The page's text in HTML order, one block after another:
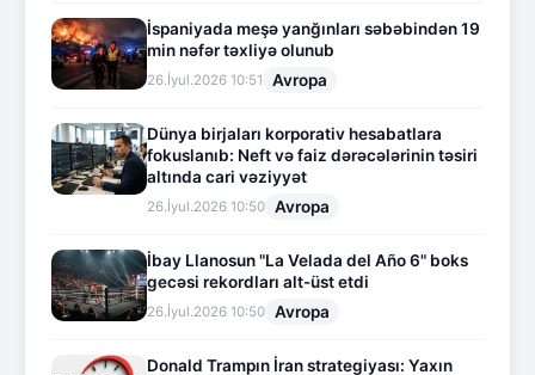
İspaniyada meşə yanğınları səbəbindən 19
min nəfər təxliyə olunub
26.İyul.2026 10:51 Avropa
Dünya birjaları korporativ hesabatlara
fokuslanıb: Neft və faiz dərəcələrinin təsiri
altında cari vəziyyət
26.İyul.2026 10:50 Avropa
İbay Llanosun "La Velada del Año 6" boks
gecəsi rekordları alt-üst etdi
26.İyul.2026 10:50 Avropa
Donald Trampın İran strategiyası: Yaxın